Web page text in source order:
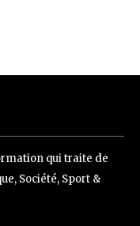
qui traite de
Société, Sport &